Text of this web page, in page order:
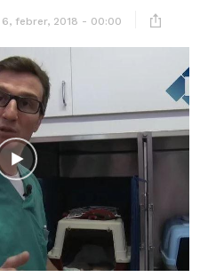
6, febrer, 2018 - 00:00